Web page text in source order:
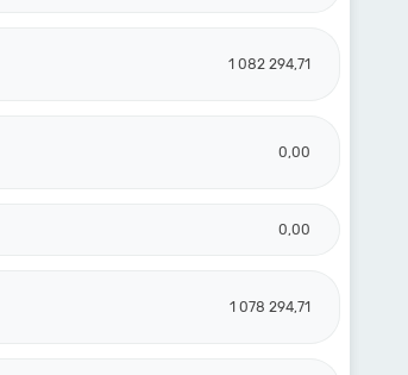
1 082 294,71
0,00
0,00
1 078 294,71